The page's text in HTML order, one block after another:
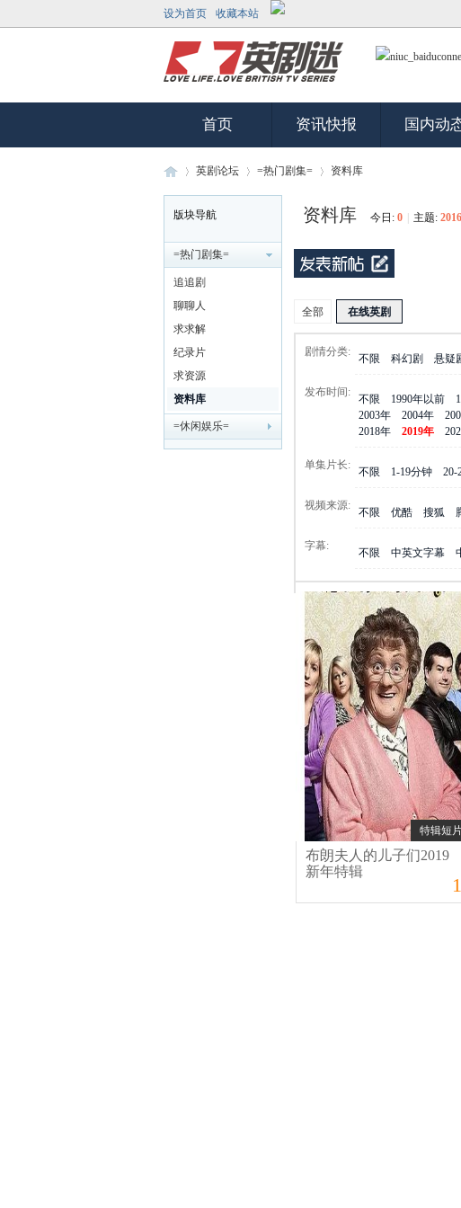
设为首页 收藏本站
首页 资讯快报 国内动
剧
»
英剧论坛 =热门剧集=
›
资料库
版块导航
=热门剧集=
追追剧
聊聊人
求求解
纪录片
求资源
资料库
=休闲娱乐=
资料库 今日: 0 主题: 2016
全部 在线英剧
剧情分类:
不限 科幻剧 悬疑
发布时间:
不限 1990年以前
2003年
2004年
2018年
2019年
单集片长:
不限 1-19分钟 20-
视频来源:
不限 优酷 搜狐
字幕:
不限 中英文字幕
特辑短
布朗夫人的儿子们2019
新年特辑
1